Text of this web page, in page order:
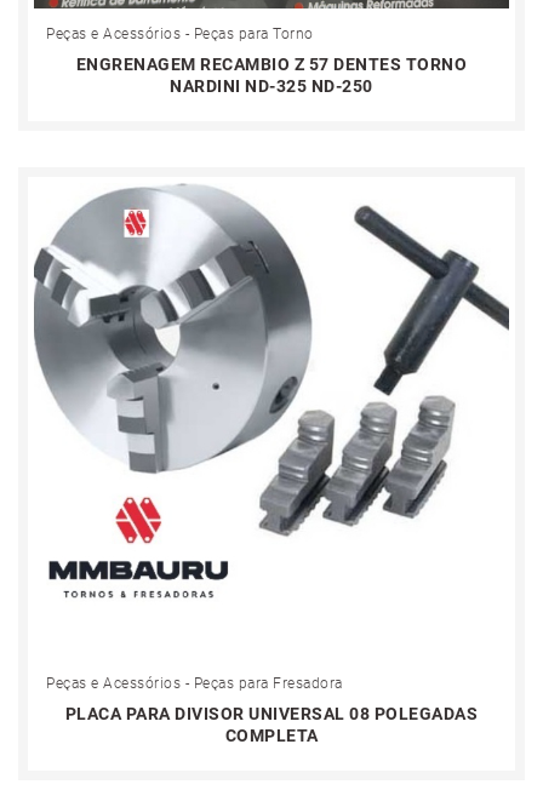
Peças e Acessórios - Peças para Torno
ENGRENAGEM RECAMBIO Z 57 DENTES TORNO
NARDINI ND-325 ND-250
Peças e Acessórios - Peças para Fresadora
PLACA PARA DIVISOR UNIVERSAL 08 POLEGADAS
COMPLETA